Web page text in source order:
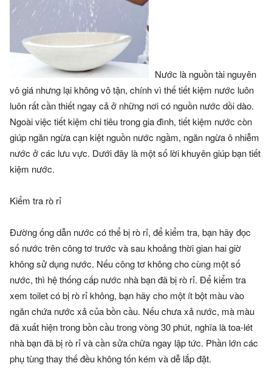
Nước là nguồn tài nguyên
vô giá nhưng lại không vô tận, chính vì thế tiết kiệm nước luôn
luôn rất cần thiết ngay cả ở những nơi có nguồn nước dồi dào.
Ngoài việc tiết kiệm chi tiêu trong gia đình, tiết kiệm nước còn
giúp ngăn ngừa cạn kiệt nguồn nước ngầm, ngăn ngừa ô nhiễm
nước ở các lưu vực. Dưới đây là một số lời khuyên giúp bạn tiết
kiệm nước.
Kiểm tra rò rỉ
Đường ống dẫn nước có thể bị rò rỉ, để kiểm tra, bạn hãy đọc
số nước trên công tơ trước và sau khoảng thời gian hai giờ
không sử dụng nước. Nếu công tơ không cho cùng một số
nước, thì hệ thống cấp nước nhà bạn đã bị rò rỉ. Để kiểm tra
xem toilet có bị rò rỉ không, bạn hãy cho một ít bột màu vào
ngăn chứa nước xả của bồn cầu. Nếu chưa xả nước, mà màu
đã xuất hiện trong bồn cầu trong vòng 30 phút, nghĩa là toa-lét
nhà bạn đã bị rò rỉ và cần sửa chữa ngay lập tức. Phần lớn các
phụ tùng thay thế đều không tốn kém và dễ lắp đặt.